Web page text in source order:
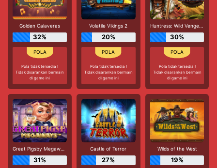
Golden Calaveras
32%
Pola tidak tersedia !
Tidak disarankan bermain
di game ini
Volatile Vikings 2
20%
Pola tidak tersedia !
Tidak disarankan bermain
di game ini
Huntress: Wild Vengeance
30%
Pola tidak tersedia !
Tidak disarankan bermain
di game ini
Great Pigsby Megaways
31%
Castle of Terror
27%
Wilds of the West
19%